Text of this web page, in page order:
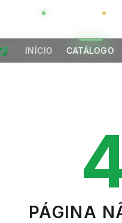
INÍCIO CATÁLOGO
PÁGINA